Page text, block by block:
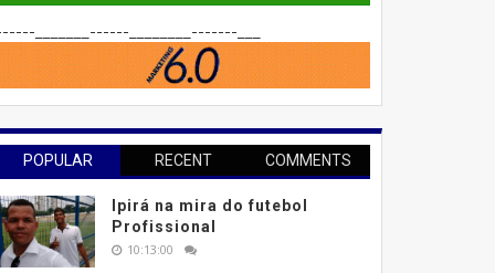
_______------________-------___
POPULAR RECENT COMMENTS
Ipirá na mira do futebol
Profissional
10:13:00